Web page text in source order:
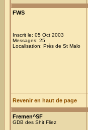
FWS
Inscrit le: 05 Oct 2003
Messages: 25
Localisation: Près de St Malo
Revenir en haut de page
Fremen^SF
GDB des Shit Fliez